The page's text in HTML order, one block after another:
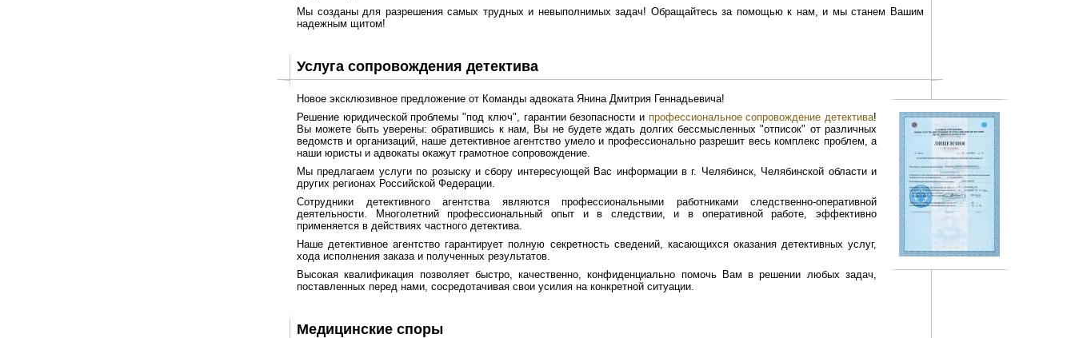
Мы созданы для разрешения самых трудных и невыполнимых задач! Обращайтесь за помощью к нам, и мы станем Вашим
надежным щитом!
Услуга сопровождения детектива
Новое эксклюзивное предложение от Команды адвоката Янина Дмитрия Геннадьевича!
Решение юридической проблемы "под ключ", гарантии безопасности и профессиональное сопровождение детектива!
Вы можете быть уверены: обратившись к нам, Вы не будете ждать долгих бессмысленных "отписок" от различных
ведомств и организаций, наше детективное агентство умело и профессионально разрешит весь комплекс проблем, а
наши юристы и адвокаты окажут грамотное сопровождение.
Мы предлагаем услуги по розыску и сбору интересующей Вас информации в г. Челябинск, Челябинской области и
других регионах Российской Федерации.
Сотрудники детективного агентства являются профессиональными работниками следственно-оперативной
деятельности. Многолетний профессиональный опыт и в следствии, и в оперативной работе, эффективно
применяется в действиях частного детектива.
Наше детективное агентство гарантирует полную секретность сведений, касающихся оказания детективных услуг,
хода исполнения заказа и полученных результатов.
Высокая квалификация позволяет быстро, качественно, конфиденциально помочь Вам в решении любых задач,
поставленных перед нами, сосредотачивая свои усилия на конкретной ситуации.
Медицинские споры